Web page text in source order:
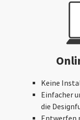
Keine
Einfacher
die